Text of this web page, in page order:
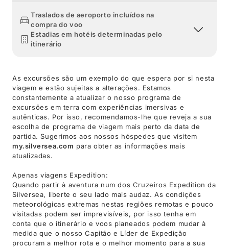
Traslados de aeroporto incluídos na
compra do voo
Estadias em hotéis determinadas pelo
itinerário
As excursões são um exemplo do que espera por si nesta
viagem e estão sujeitas a alterações. Estamos
constantemente a atualizar o nosso programa de
excursões em terra com experiências imersivas e
autênticas. Por isso, recomendamos-lhe que reveja a sua
escolha de programa de viagem mais perto da data de
partida. Sugerimos aos nossos hóspedes que visitem
my.silversea.com para obter as informações mais
atualizadas.
Apenas viagens Expedition:
Quando partir à aventura num dos Cruzeiros Expedition da
Silversea, liberte o seu lado mais audaz. As condições
meteorológicas extremas nestas regiões remotas e pouco
visitadas podem ser imprevisíveis, por isso tenha em
conta que o itinerário e voos planeados podem mudar à
medida que o nosso Capitão e Líder de Expedição
procuram a melhor rota e o melhor momento para a sua